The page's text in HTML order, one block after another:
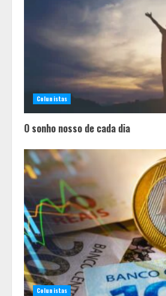
Colunistas
O sonho nosso de cada dia
Colunistas
2
Pesquisa
universitário:
conciliam
família